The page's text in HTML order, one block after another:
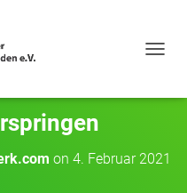
on 4. Februar 2021